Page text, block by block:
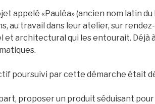
appelé «Pauléa» (ancien nom latin
au travail dans leur atelier, sur
et architectural qui les entourait. Déjà
poursuivi par cette démarche était
part, proposer un produit séduisant